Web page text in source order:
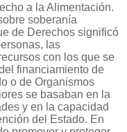
a la Alimentación.
soberanía
de Derechos significó
las
con los que se
financiamiento de
o de Organismos
se basaban en la
y en la capacidad
del Estado. En